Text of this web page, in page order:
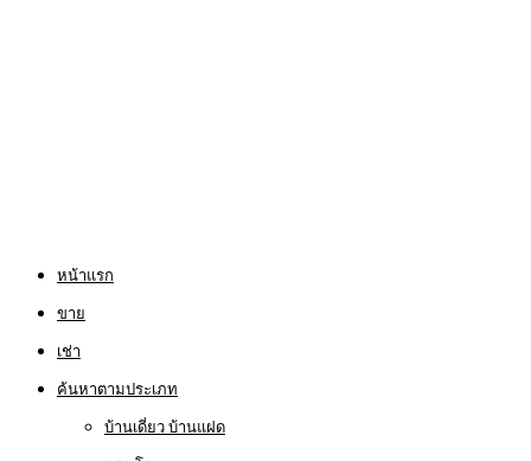
หน้าแรก
ขาย
เช่า
ค้นหาตามประเภท
บ้านเดี่ยว บ้านแฝด